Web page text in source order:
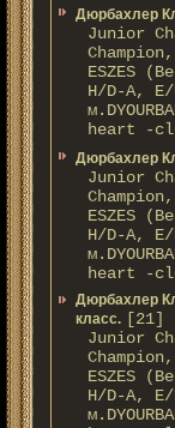
Дюрбахлер
Junior
ESZES
H/D-A,
heart -
Дюрбахлер
Junior
ESZES
H/D-A,
heart -
Дюрбахлер
класс. [21]
Junior
ESZES
H/D-A,